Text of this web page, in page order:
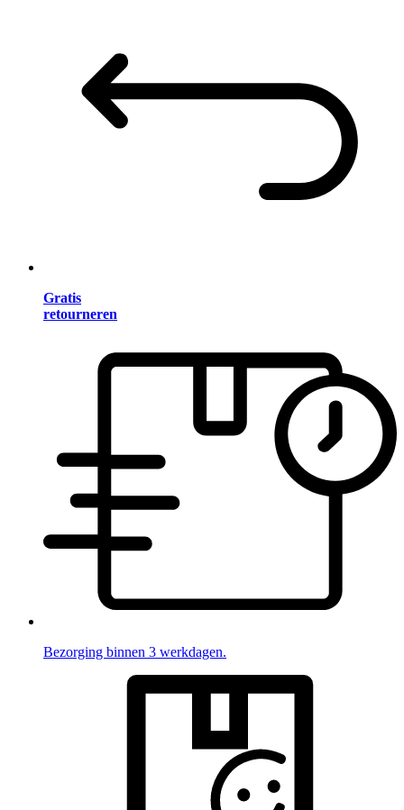
Gratis
retourneren
Bezorging binnen 3 werkdagen.